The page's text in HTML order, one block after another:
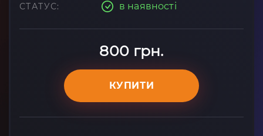
СТАТУС:
в наявності
800 грн.
КУПИТИ